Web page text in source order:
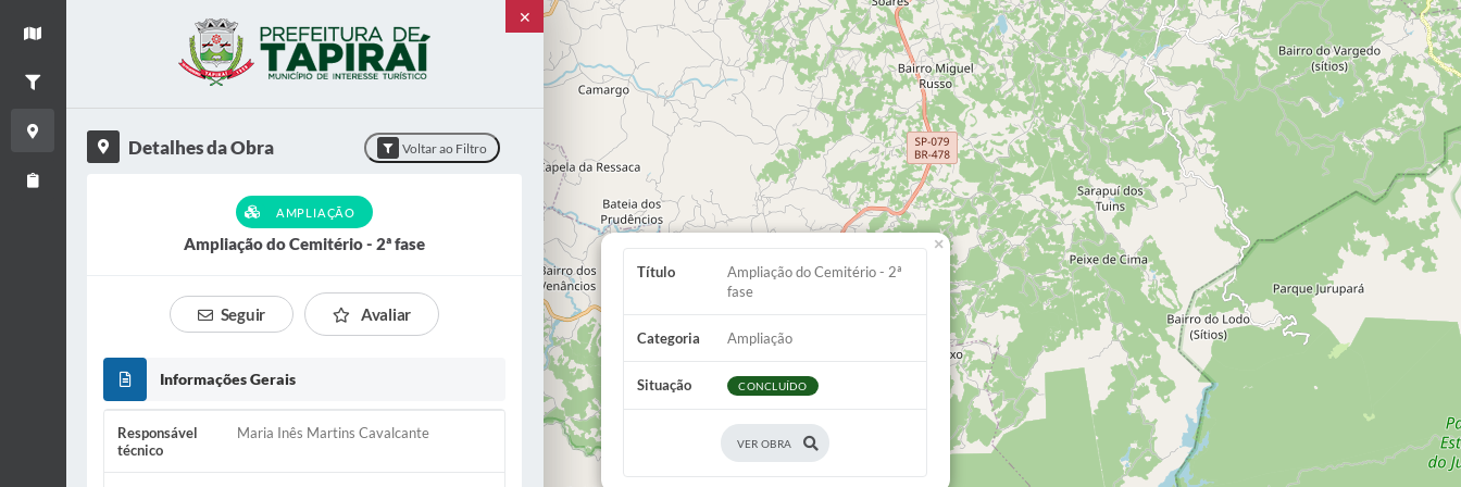
Título
Ampliação do Cemitério - 2ª
fase
Categoria Ampliação
Situação CONCLUÍDO
VER OBRA
×
Ver mapa
Filtrar Obras
Detalhes da Obra
Relatório de Obras
✕
Detalhes da Obra Voltar ao Filtro
AMPLIAÇÃO
Ampliação do Cemitério - 2ª fase
Seguir Avaliar
Informações Gerais
Responsável
técnico
Maria Inês Martins Cavalcante